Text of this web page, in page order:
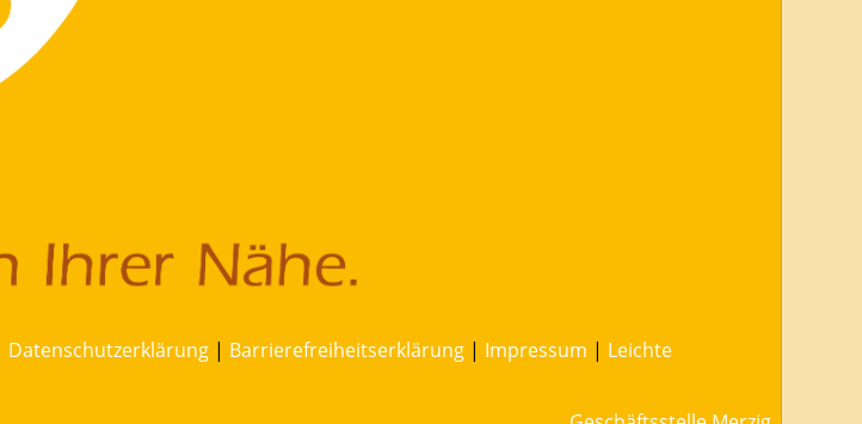
Datenschutzerklärung| Barrierefreiheitserklärung| Impressum | Leichte